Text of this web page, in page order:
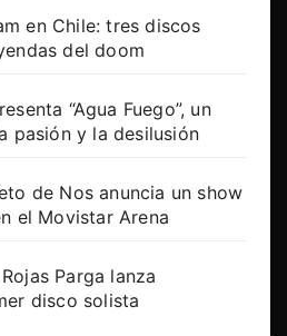
en Chile: tres discos
del doom
“Agua Fuego”, un
pasión y la desilusión
de Nos anuncia un show
el Movistar Arena
Parga lanza
disco solista